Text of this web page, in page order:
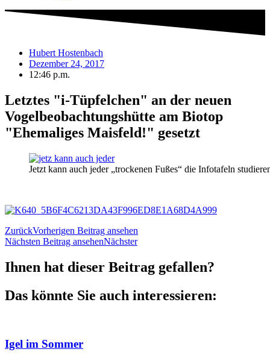
Hubert Hostenbach
Dezember 24, 2017
12:46 p.m.
Letztes "i-Tüpfelchen" an der neuen
Vogelbeobachtungshütte am Biotop
"Ehemaliges Maisfeld!" gesetzt
Jetzt kann auch jeder „trockenen Fußes“ die Infotafeln
ZurückVorherigen Beitrag ansehen
Nächsten Beitrag ansehenNächster
Ihnen hat dieser Beitrag gefallen?
Das könnte Sie auch interessieren:
Igel im Sommer